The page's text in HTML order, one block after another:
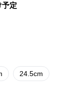
予定
24.5cm